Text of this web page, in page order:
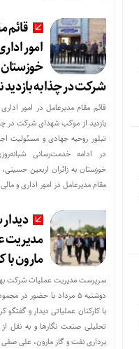
قائم
امور
شرکت در چذابه بازدید
قائم مقام مدیرعامل در امور
بازدید از موکب شهدای شرکت در
تبلور روحیه جهادی و مسئولیت
در ادامه خدمت‌رسانی
خوزستان به زائران اربعین
مقام مدیرعامل در امور اداری و
مدیریت
مارون با
سرپرست مدیریت عملیات شرکت
دوشنبه ۵ مرداد با حضور
با کارکنان عملیاتی دیدار و گفتگو
تحلیلی صنعت نگارها و به نقل
برداری نفت و گاز مارون، علی